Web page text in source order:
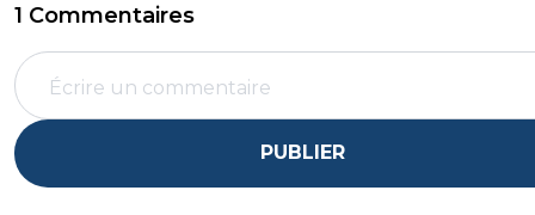
1 Commentaires
PUBLIER